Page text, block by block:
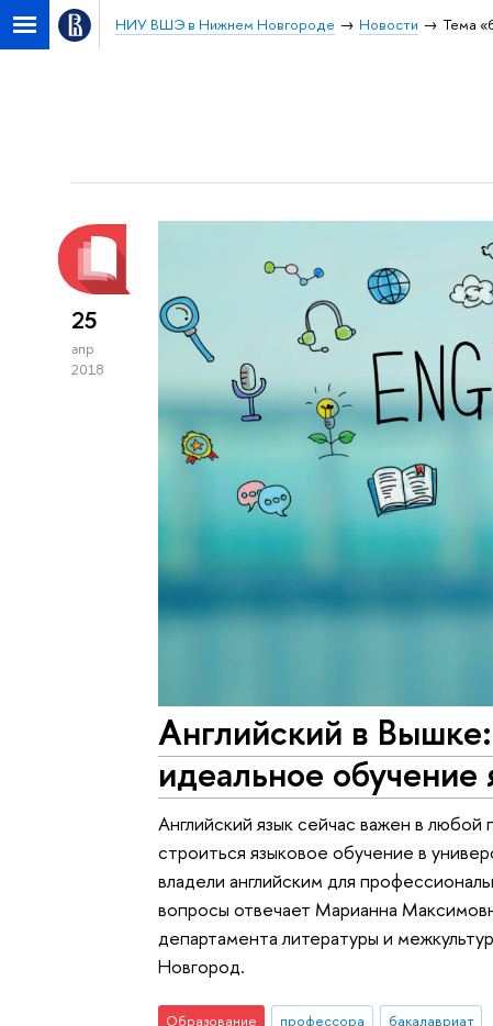
НИУ ВШЭ в Нижнем Новгороде Новости Тема
25
апр
2018
Английский в
идеальное обучение
Английский язык сейчас важен в
строиться языковое обучение в
владели английским для
вопросы отвечает Марианна
департамента литературы и
Новгород.
Образование профессора бакалавриат